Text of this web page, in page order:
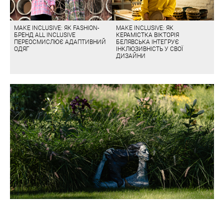
MAKE INCLUSIVE: ЯК FASHION-
БРЕНД ALL INCLUSIVE
ПЕРЕОСМИСЛЮЄ АДАПТИВНИЙ
ОДЯГ
MAKE INCLUSIVE: ЯК
КЕРАМІСТКА ВІКТОРІЯ
БЕЛЯВСЬКА ІНТЕГРУЄ
ІНКЛЮЗИВНІСТЬ У СВОЇ
ДИЗАЙНИ